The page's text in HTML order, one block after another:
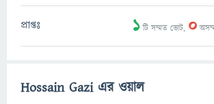
প্রাপ্তঃ 1টি সম্মত ভোট, 0
Hossain Gazi এর ওয়াল